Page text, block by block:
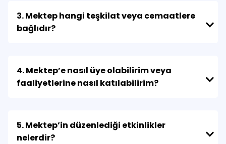
3. Mektep hangi teşkilat veya cemaatlere
bağlıdır?
4. Mektep’e nasıl üye olabilirim veya
faaliyetlerine nasıl katılabilirim?
5. Mektep’in düzenlediği etkinlikler
nelerdir?